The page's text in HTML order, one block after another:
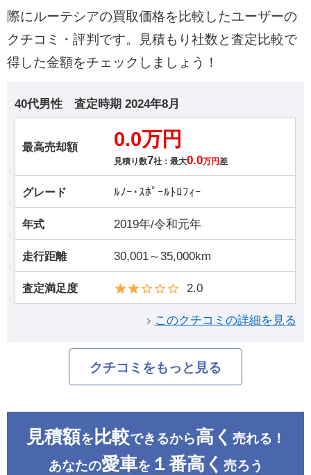
際にルーテシアの買取価格を比較したユーザーの
クチコミ・評判です。見積もり社数と査定比較で
得した金額をチェックしましょう！
40代男性 査定時期 2024年8月
最高売却額 0.0万円
見積り数7社：最大0.0万円差
グレード ﾙﾉｰ･ｽﾎﾟｰﾙﾄﾛﾌｨｰ
年式 2019年/令和元年
走行距離 30,001～35,000km
査定満足度 2.0
このクチコミの詳細を見る
クチコミをもっと見る
見積額を 比較できるから高く 売れる！
あなたの愛車を １番高く 売ろう